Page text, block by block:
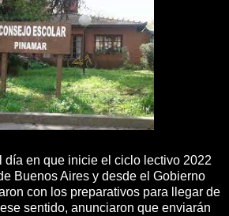
día en que inicie el ciclo lectivo 2022
Buenos Aires y desde el Gobierno
con los preparativos para llegar de
sentido, anunciaron que enviarán